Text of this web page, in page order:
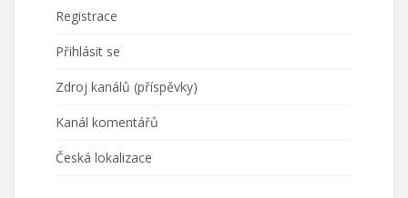
Registrace
Přihlásit se
Zdroj kanálů (příspěvky)
Kanál komentářů
Česká lokalizace